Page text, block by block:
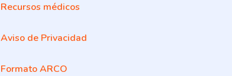
Recursos médicos
Aviso de Privacidad
Formato ARCO